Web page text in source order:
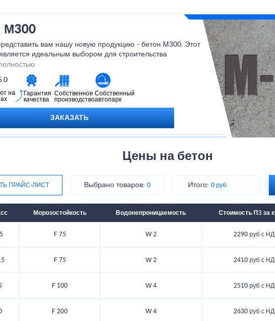
М300
вам нашу новую продукцию - бетон М300. Этот
идеальным выбором для строительства
прочных конструкций. Мы уверены, что наш бетон М300
партнером в вашем строительном проекте и
достичь ваших целей. Обращайтесь к нам, и мы с
поможем вам с выбором и доставкой нашего
на
Гарантия
качества
Собственное
производство
Собственный
автопарк
ЗАКАЗАТЬ
Цены на бетон
ПРАЙС-ЛИСТ Выбрано товаров: 0 Итого:0 руб.
Морозостойкость Водонепроницаемость Стоимость П3 за
F 75 W 2 2290 руб с
F 75 W 2 2410 руб с
F 100 W 4 2510 руб с
F 200 W 4 2630 руб с